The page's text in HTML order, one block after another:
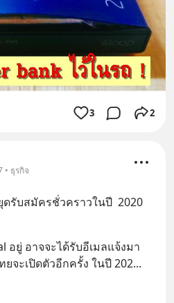
3 2
• ธุรกิจ
ดรับสมัครชั่วคราวในปี  2020
อยู่ อาจจะได้รับอีเมลแจ้งมา
ยจะเปิดตัวอีกครั้ง ในปี 202